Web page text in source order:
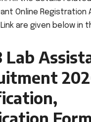
Online Registration
Link are given below in
Lab